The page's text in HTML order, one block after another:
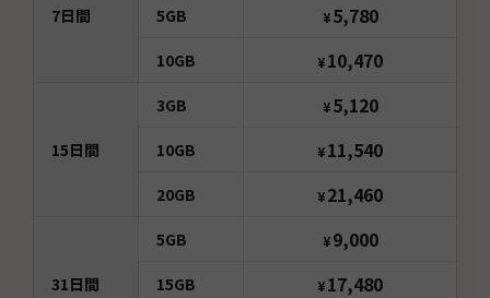
7日間 5GB ¥ 5,780
10GB ¥10,470
15日間
3GB ¥ 5,120
10GB ¥11,540
20GB ¥21,460
31日間
5GB ¥ 9,000
15GB ¥17,480